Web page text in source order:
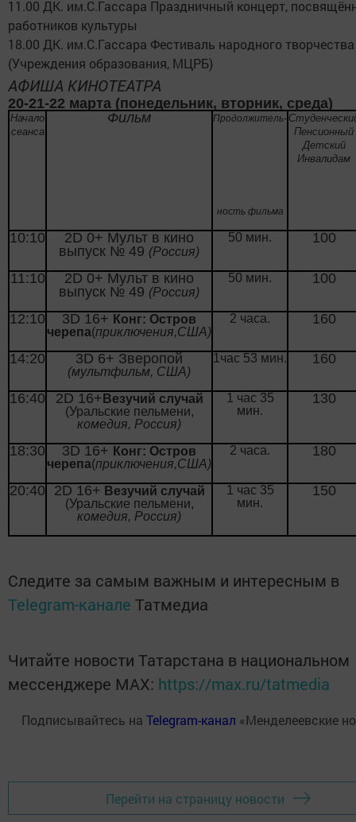
11.00 ДК. им.С.Гассара Праздничный концерт,
работников культуры
18.00 ДК. им.С.Гассара Фестиваль народного творчества
(Учреждения образования, МЦРБ)
АФИША КИНОТЕАТРА
20-21-22 марта (понедельник, вторник, среда)
Начало
сеанса
Фильм Продолжитель-
ность фильма
Пенсионный
Детский
Инвалидам
10:10 2D 0+ Мульт в кино
выпуск № 49 (Россия)
50 мин. 100
11:10 2D 0+ Мульт в кино
выпуск № 49 (Россия)
50 мин. 100
12:10 3D 16+ Конг: Остров
черепа(приключения,США)
2 часа. 160
14:20 3D 6+ Зверопой
(мультфильм, США)
1час 53 мин. 160
16:40 2D 16+ Везучий случай
(Уральские пельмени,
комедия, Россия)
1 час 35
мин.
130
18:30 3D 16+ Конг: Остров
черепа(приключения,США)
2 часа. 180
20:40 2D 16+ Везучий случай
(Уральские пельмени,
комедия, Россия)
1 час 35
мин.
150
Следите за самым важным и интересным в
Telegram-канале Татмедиа
Читайте новости Татарстана в национальном
мессенджере MАХ: https://max.ru/tatmedia
Подписывайтесь на Telegram-канал «Менделеевские
Перейти на страницу новости